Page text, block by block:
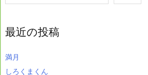
最近の投稿
満月
しろくまくん